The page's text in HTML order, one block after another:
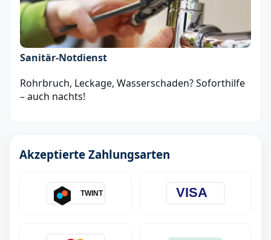
Sanitär‑Notdienst
Rohrbruch, Leckage, Wasserschaden? Soforthilfe
– auch nachts!
Akzeptierte Zahlungsarten
TWINT VISA